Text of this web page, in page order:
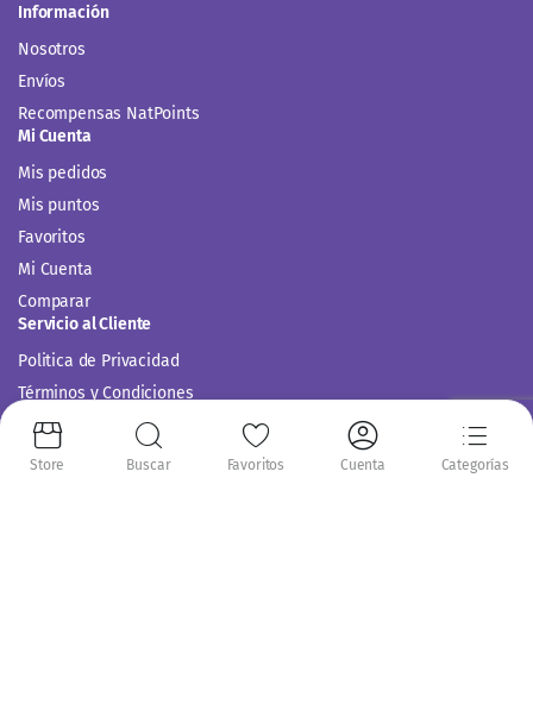
Información
Nosotros
Envíos
Recompensas NatPoints
Mi Cuenta
Mis pedidos
Mis puntos
Favoritos
Mi Cuenta
Comparar
Servicio al Cliente
Politica de Privacidad
Términos y Condiciones
Siguenos en:
Store Buscar Favoritos Cuenta Categorías